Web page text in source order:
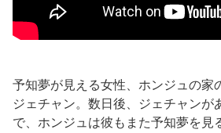
予知夢が見える女性、ホンジュの家
ジェチャン。数日後、ジェチャンが
で、ホンジュは彼もまた予知夢を見